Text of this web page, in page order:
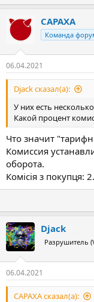
CAPAXA
Команда
06.04.2021
Djack сказал(а):
У них есть
Какой процент
Что значит
Комиссия
оборота.
Комісія з покупця:
Djack
Разрушитель
06.04.2021
CAPAXA сказал(а):